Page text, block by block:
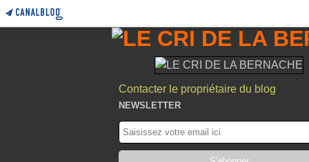
Contacter le propriétaire du blog
NEWSLETTER